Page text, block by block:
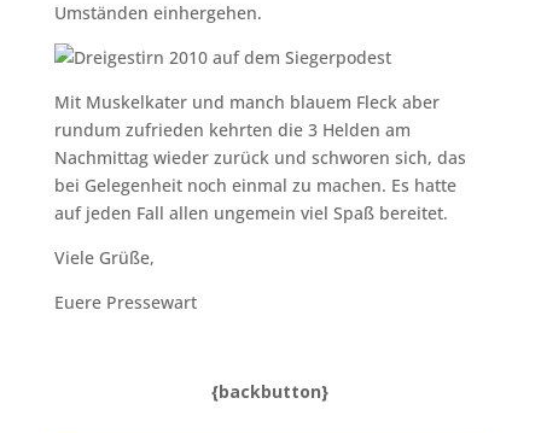
Umständen einhergehen.
Mit Muskelkater und manch blauem Fleck aber
rundum zufrieden kehrten die 3 Helden am
Nachmittag wieder zurück und schworen sich, das
bei Gelegenheit noch einmal zu machen. Es hatte
auf jeden Fall allen ungemein viel Spaß bereitet.
Viele Grüße,
Euere Pressewart
{backbutton}